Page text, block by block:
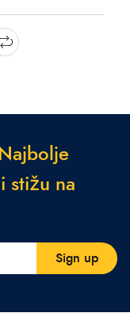
Naj bo je
i stižu na